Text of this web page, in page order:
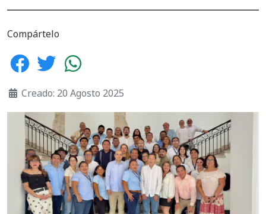
Compártelo
Creado: 20 Agosto 2025